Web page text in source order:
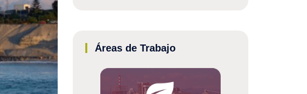
Áreas de Trabajo